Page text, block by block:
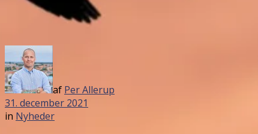
af Per Allerup
31. december 2021
in Nyheder